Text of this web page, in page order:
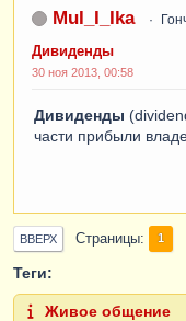
MuI_I_Ika
Дивиденды
30 ноя 2013, 00:58
Дивиденды
части прибыли
ВВЕРХ Страницы 1
Теги:
Живое общение